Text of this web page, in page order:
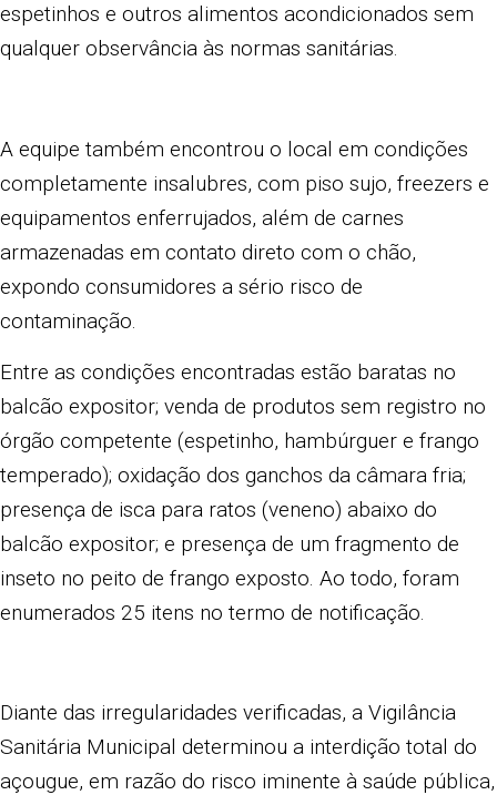
espetinhos e outros alimentos acondicionados sem
qualquer observância às normas sanitárias.
A equipe também encontrou o local em condições
completamente insalubres, com piso sujo, freezers e
equipamentos enferrujados, além de carnes
armazenadas em contato direto com o chão,
expondo consumidores a sério risco de
contaminação.
Entre as condições encontradas estão baratas no
balcão expositor; venda de produtos sem registro no
órgão competente (espetinho, hambúrguer e frango
temperado); oxidação dos ganchos da câmara fria;
presença de isca para ratos (veneno) abaixo do
balcão expositor; e presença de um fragmento de
inseto no peito de frango exposto. Ao todo, foram
enumerados 25 itens no termo de notificação.
Diante das irregularidades verificadas, a Vigilância
Sanitária Municipal determinou a interdição total do
açougue, em razão do risco iminente à saúde pública,